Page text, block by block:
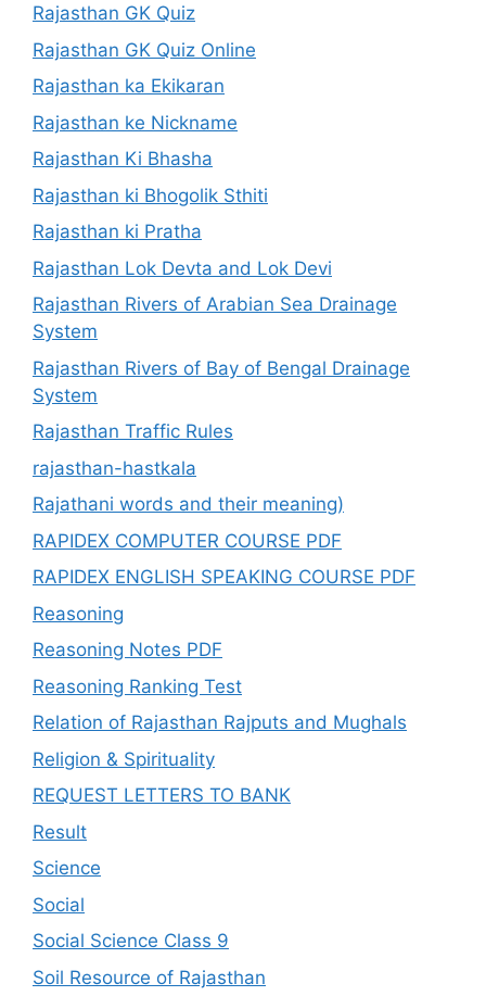
Rajasthan GK Quiz
Rajasthan GK Quiz Online
Rajasthan ka Ekikaran
Rajasthan ke Nickname
Rajasthan Ki Bhasha
Rajasthan ki Bhogolik Sthiti
Rajasthan ki Pratha
Rajasthan Lok Devta and Lok Devi
Rajasthan Rivers of Arabian Sea Drainage
System
Rajasthan Rivers of Bay of Bengal Drainage
System
Rajasthan Traffic Rules
rajasthan-hastkala
Rajathani words and their meaning)
RAPIDEX COMPUTER COURSE PDF
RAPIDEX ENGLISH SPEAKING COURSE PDF
Reasoning
Reasoning Notes PDF
Reasoning Ranking Test
Relation of Rajasthan Rajputs and Mughals
Religion & Spirituality
REQUEST LETTERS TO BANK
Result
Science
Social
Social Science Class 9
Soil Resource of Rajasthan